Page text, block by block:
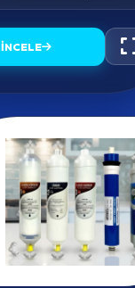
İNCELE